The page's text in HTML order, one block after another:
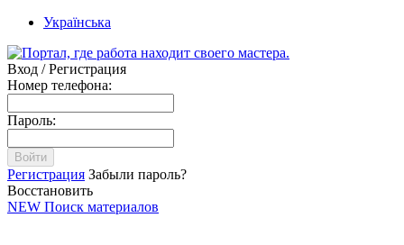
Українська
Вход / Регистрация
Номер телефона:
Пароль:
Войти
Регистрация Забыли пароль?
Восстановить
NEW Поиск материалов